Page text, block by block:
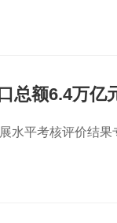
总额6.4万亿
水平考核评价结